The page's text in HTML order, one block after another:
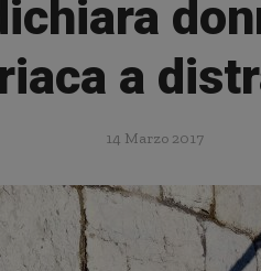
a
14 Marzo 2017